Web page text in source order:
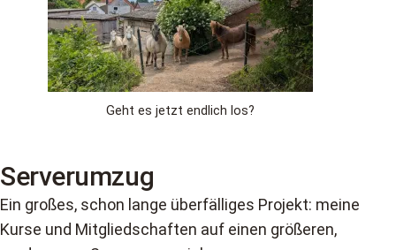
Geht es jetzt endlich los?
Serverumzug
Ein großes, schon lange überfälliges Projekt: meine
Kurse und Mitgliedschaften auf einen größeren,